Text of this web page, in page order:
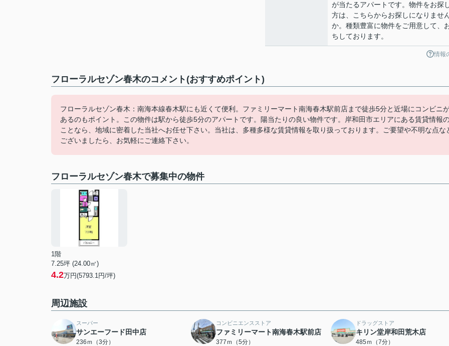
が当たるアパートです。物件をお探
方は、こちらからお探しになりませ
か。種類豊富に物件をご用意して、
ちしております。
情報
フローラルセゾン春木のコメント(おすすめポイント)
フローラルセゾン春木：南海本線春木駅にも近くて便利。ファミリーマート南海春木駅前店まで徒歩5分と近場にコンビニ
あるのもポイント。この物件は駅から徒歩5分のアパートです。陽当たりの良い物件です。岸和田市エリアにある賃貸情報
ことなら、地域に密着した当社へお任せ下さい。当社は、多種多様な賃貸情報を取り扱っております。ご要望や不明な点な
ございましたら、お気軽にご連絡下さい。
フローラルセゾン春木で募集中の物件
1階
7.25坪 (24.00㎡)
4.2万円(5793.1円/坪)
周辺施設
スーパー
サンエーフード田中店
236ｍ（3分）
コンビニエンスストア
ファミリーマート南海春木駅前店
377ｍ（5分）
ドラッグストア
キリン堂岸和田荒木店
485ｍ（7分）